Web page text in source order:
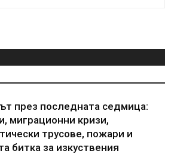
през последната седмица:
миграционни кризи,
трусове, пожари и
битка за изкуствения